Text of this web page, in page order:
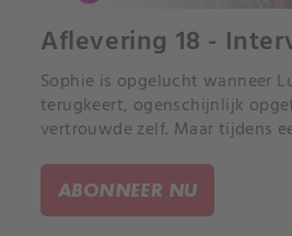
Aflevering 18 -
Sophie is opgelucht wanneer
terugkeert, ogenschijnlijk
vertrouwde zelf. Maar tijdens
andere gast in het restaurant
ABONNEER NU